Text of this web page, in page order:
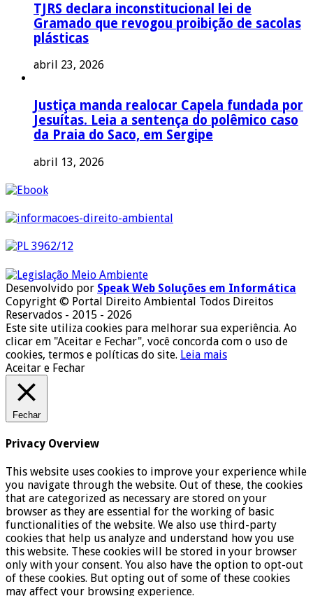
TJRS declara inconstitucional lei de
Gramado que revogou proibição de sacolas
plásticas
abril 23, 2026
Justiça manda realocar Capela fundada por
Jesuítas. Leia a sentença do polêmico caso
da Praia do Saco, em Sergipe
abril 13, 2026
Desenvolvido por Speak Web Soluções em Informática
Copyright © Portal Direito Ambiental Todos Direitos
Reservados - 2015 - 2026
Este site utiliza cookies para melhorar sua experiência. Ao
clicar em "Aceitar e Fechar", você concorda com o uso de
cookies, termos e políticas do site. Leia mais
Aceitar e Fechar
Fechar
Privacy Overview
This website uses cookies to improve your experience while
you navigate through the website. Out of these, the cookies
that are categorized as necessary are stored on your
browser as they are essential for the working of basic
functionalities of the website. We also use third-party
cookies that help us analyze and understand how you use
this website. These cookies will be stored in your browser
only with your consent. You also have the option to opt-out
of these cookies. But opting out of some of these cookies
may affect your browsing experience.